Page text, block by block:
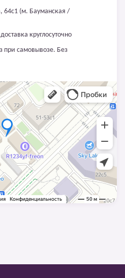
64с1 (м. Бауманская /
круглосуточно
при самовывозе. Без